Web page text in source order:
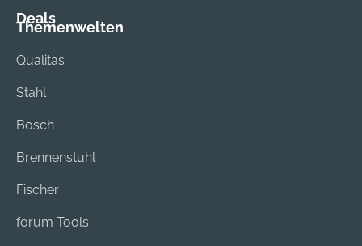
Deals
Themenwelten
Qualitas
Stahl
Bosch
Brennenstuhl
Fischer
forum Tools